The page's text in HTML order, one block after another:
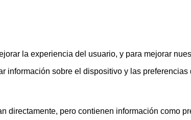
la experiencia del usuario, y para mejorar
información sobre el dispositivo y las
directamente, pero contienen información como